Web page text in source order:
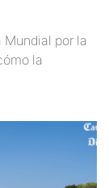
por la
la